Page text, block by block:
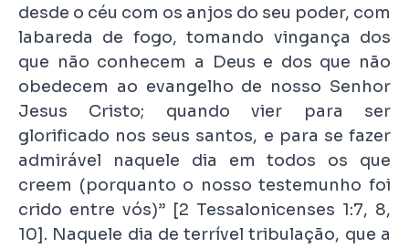
desde o céu com os anjos do seu poder, com
labareda de fogo, tomando vingança dos
que não conhecem a Deus e dos que não
obedecem ao evangelho de nosso Senhor
Jesus Cristo; quando vier para ser
glorificado nos seus santos, e para se fazer
admirável naquele dia em todos os que
creem (porquanto o nosso testemunho foi
crido entre vós)” [2 Tessalonicenses 1:7, 8,
10]. Naquele dia de terrível tribulação, que a